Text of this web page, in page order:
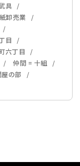
具
卸売業
目
六丁目
仲間 = 十組
の部